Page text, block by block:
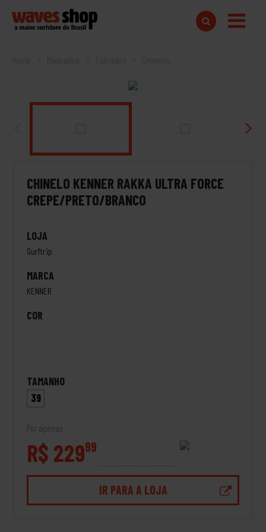
Home
CHINELO KENNER RAKKA ULTRA FORCE
CREPE/PRETO/BRANCO
LOJA
Surftrip
MARCA
KENNER
COR
TAMANHO
39
Por apenas
R$ 22999
IR PARA A LOJA